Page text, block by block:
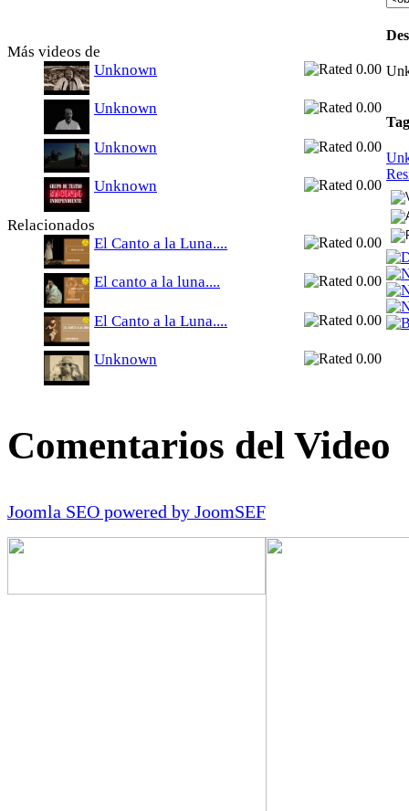
Más videos de
Unknown
Unknown
Unknown
Unknown
Relacionados
El Canto a la Luna....
El canto a la luna....
El Canto a la Luna....
Unknown
Comentarios del Video
Joomla SEO powered by JoomSEF